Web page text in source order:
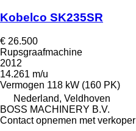
Kobelco SK235SR
€ 26.500
Rupsgraafmachine
2012
14.261 m/u
Vermogen 118 kW (160 PK)
Nederland, Veldhoven
BOSS MACHINERY B.V.
Contact opnemen met verkoper